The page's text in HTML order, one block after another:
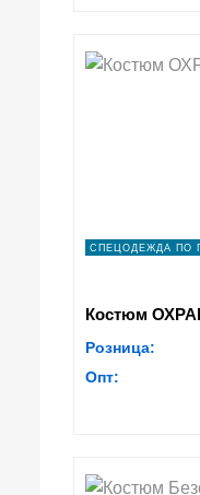
СПЕЦОДЕЖДА ПО
Костюм
Розница:
Опт: